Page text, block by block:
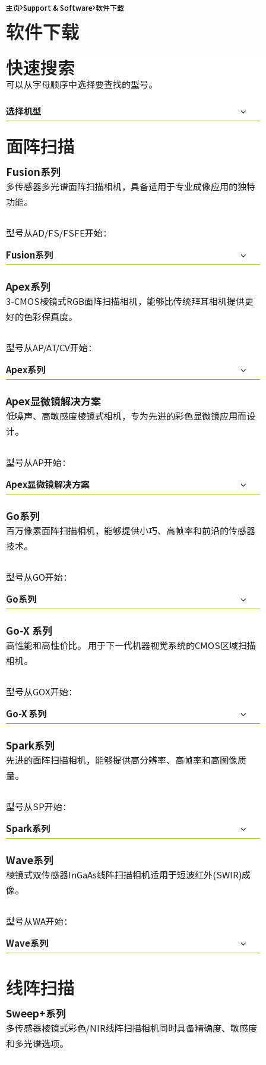
主页 Support & Software 软件下载
软件下载
快速搜索
可以从字母顺序中选择要查找的型号。
选择机型
面阵扫描
Fusion系列
多传感器多光谱面阵扫描相机，具备适用于专业成像应用的独特
功能。
型号从AD/FS/FSFE开始：
Fusion系列
Apex系列
3-CMOS棱镜式RGB面阵扫描相机，能够比传统拜耳相机提供更
好的色彩保真度。
型号从AP/AT/CV开始：
Apex系列
Apex显微镜解决方案
低噪声、高敏感度棱镜式相机，专为先进的彩色显微镜应用而设
计。
型号从AP开始：
Apex显微镜解决方案
Go系列
百万像素面阵扫描相机，能够提供小巧、高帧率和前沿的传感器
技术。
型号从GO开始：
Go系列
Go-X 系列
高性能和高性价比。 用于下一代机器视觉系统的CMOS区域扫描
相机。
型号从GOX开始：
Go-X 系列
Spark系列
先进的面阵扫描相机，能够提供高分辨率、高帧率和高图像质
量。
型号从SP开始：
Spark系列
Wave系列
棱镜式双传感器InGaAs线阵扫描相机适用于短波红外(SWIR)成
像。
型号从WA开始：
Wave系列
线阵扫描
Sweep+系列
多传感器棱镜式彩色/NIR线阵扫描相机同时具备精确度、敏感度
和多光谱选项。